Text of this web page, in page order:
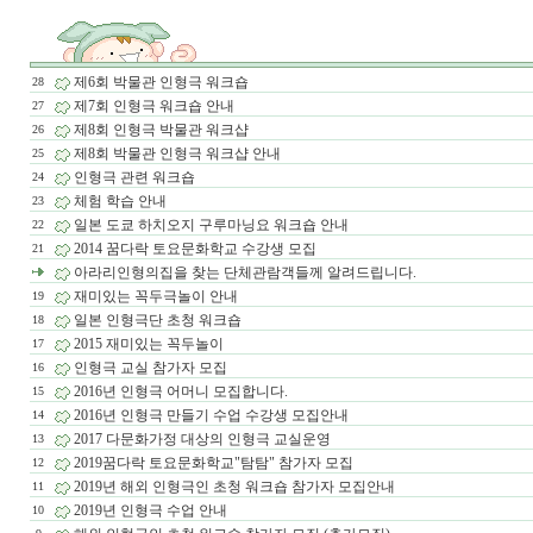
28 제6회 박물관 인형극 워크숍
27 제7회 인형극 워크숍 안내
26 제8회 인형극 박물관 워크샵
25 제8회 박물관 인형극 워크샵 안내
24 인형극 관련 워크숍
23 체험 학습 안내
22 일본 도쿄 하치오지 구루마닝요 워크숍 안내
21
2014 꿈다락 토요문화학교 수강생 모집
아라리인형의집을 찾는 단체관람객들께 알려드립니다.
19 재미있는 꼭두극놀이 안내
18 일본 인형극단 초청 워크숍
17 2015 재미있는 꼭두놀이
16 인형극 교실 참가자 모집
15 2016년 인형극 어머니 모집합니다.
14 2016년 인형극 만들기 수업 수강생 모집안내
13 2017 다문화가정 대상의 인형극 교실운영
12 2019꿈다락 토요문화학교"탐탐" 참가자 모집
11 2019년 해외 인형극인 초청 워크숍 참가자 모집안내
10 2019년 인형극 수업 안내